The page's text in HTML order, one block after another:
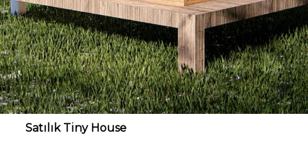
Satılık Tiny House